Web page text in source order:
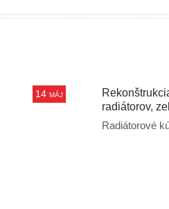
14 MÁJ
radiátorov,
Radiátorové